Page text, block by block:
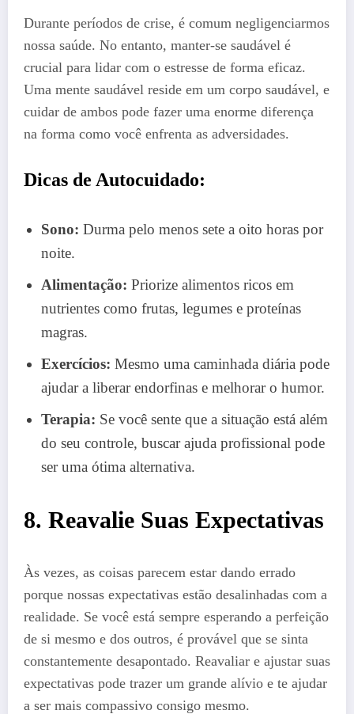
Durante períodos de crise, é comum negligenciarmos
nossa saúde. No entanto, manter-se saudável é
crucial para lidar com o estresse de forma eficaz.
Uma mente saudável reside em um corpo saudável, e
cuidar de ambos pode fazer uma enorme diferença
na forma como você enfrenta as adversidades.
Dicas de Autocuidado:
Sono: Durma pelo menos sete a oito horas por
noite.
Alimentação: Priorize alimentos ricos em
nutrientes como frutas, legumes e proteínas
magras.
Exercícios: Mesmo uma caminhada diária pode
ajudar a liberar endorfinas e melhorar o humor.
Terapia: Se você sente que a situação está além
do seu controle, buscar ajuda profissional pode
ser uma ótima alternativa.
8. Reavalie Suas Expectativas
Às vezes, as coisas parecem estar dando errado
porque nossas expectativas estão desalinhadas com a
realidade. Se você está sempre esperando a perfeição
de si mesmo e dos outros, é provável que se sinta
constantemente desapontado. Reavaliar e ajustar suas
expectativas pode trazer um grande alívio e te ajudar
a ser mais compassivo consigo mesmo.